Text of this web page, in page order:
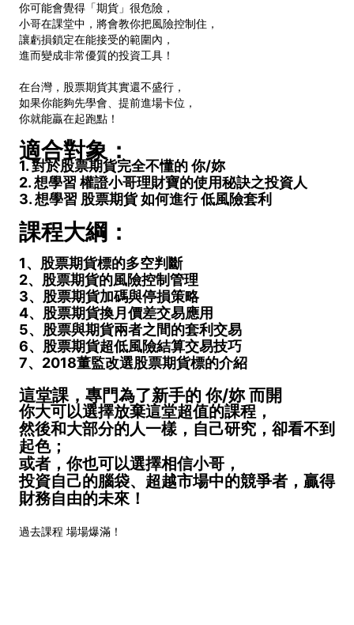
你可能會覺得「期貨」很危險，
小哥在課堂中，將會教你把風險控制住，
讓虧損鎖定在能接受的範圍內，
進而變成非常優質的投資工具！
在台灣，股票期貨其實還不盛行，
如果你能夠先學會、提前進場卡位，
你就能贏在起跑點！
適合對象：
1. 對於股票期貨完全不懂的 你/妳
2. 想學習 權證小哥理財寶的使用秘訣之投資人
3. 想學習 股票期貨 如何進行 低風險套利
課程大綱：
1、股票期貨標的多空判斷
2、股票期貨的風險控制管理
3、股票期貨加碼與停損策略
4、股票期貨換月價差交易應用
5、股票與期貨兩者之間的套利交易
6、股票期貨超低風險結算交易技巧
7、2018董監改選股票期貨標的介紹
這堂課，專門為了新手的 你/妳 而開
你大可以選擇放棄這堂超值的課程，
然後和大部分的人一樣，自己研究，卻看不到
起色；
或者，你也可以選擇相信小哥，
投資自己的腦袋、超越市場中的競爭者，贏得
財務自由的未來！
過去課程 場場爆滿！